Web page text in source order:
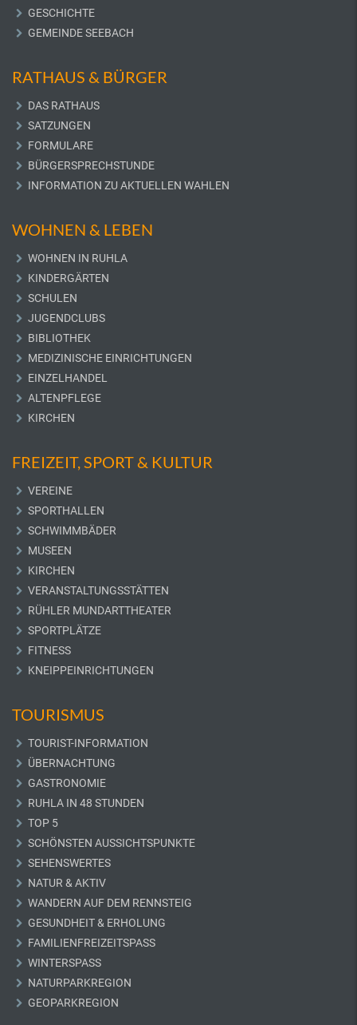
GESCHICHTE
GEMEINDE SEEBACH
RATHAUS & BÜRGER
DAS RATHAUS
SATZUNGEN
FORMULARE
BÜRGERSPRECHSTUNDE
INFORMATION ZU AKTUELLEN WAHLEN
WOHNEN & LEBEN
WOHNEN IN RUHLA
KINDERGÄRTEN
SCHULEN
JUGENDCLUBS
BIBLIOTHEK
MEDIZINISCHE EINRICHTUNGEN
EINZELHANDEL
ALTENPFLEGE
KIRCHEN
FREIZEIT, SPORT & KULTUR
VEREINE
SPORTHALLEN
SCHWIMMBÄDER
MUSEEN
KIRCHEN
VERANSTALTUNGSSTÄTTEN
RÜHLER MUNDARTTHEATER
SPORTPLÄTZE
FITNESS
KNEIPPEINRICHTUNGEN
TOURISMUS
TOURIST-INFORMATION
ÜBERNACHTUNG
GASTRONOMIE
RUHLA IN 48 STUNDEN
TOP 5
SCHÖNSTEN AUSSICHTSPUNKTE
SEHENSWERTES
NATUR & AKTIV
WANDERN AUF DEM RENNSTEIG
GESUNDHEIT & ERHOLUNG
FAMILIENFREIZEITSPASS
WINTERSPASS
NATURPARKREGION
GEOPARKREGION